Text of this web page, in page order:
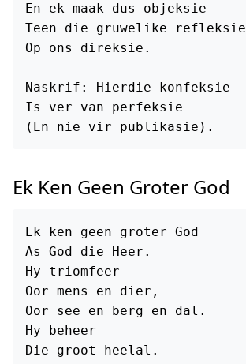
En ek maak dus objeksie
Teen die gruwelike refleksie
Op ons direksie.
Naskrif: Hierdie konfeksie
Is ver van perfeksie
Ek Ken Geen Groter God
Ek ken geen groter God
As God die Heer.
Hy triomfeer
Oor mens en dier,
Oor see en berg en dal.
Hy beheer